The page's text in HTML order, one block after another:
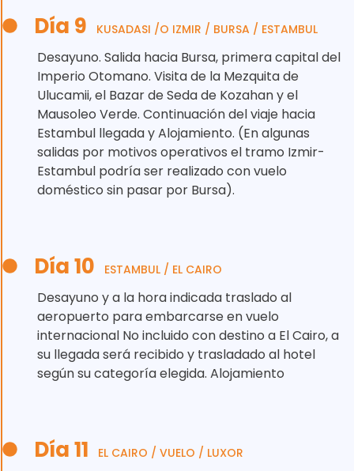
Día 9 KUSADASI /O IZMIR / BURSA / ESTAMBUL
Desayuno. Salida hacia Bursa, primera capital del
Imperio Otomano. Visita de la Mezquita de
Ulucamii, el Bazar de Seda de Kozahan y el
Mausoleo Verde. Continuación del viaje hacia
Estambul llegada y Alojamiento. (En algunas
salidas por motivos operativos el tramo Izmir-
Estambul podría ser realizado con vuelo
doméstico sin pasar por Bursa).
Día 10 ESTAMBUL / EL CAIRO
Desayuno y a la hora indicada traslado al
aeropuerto para embarcarse en vuelo
internacional No incluido con destino a El Cairo, a
su llegada será recibido y trasladado al hotel
según su categoría elegida. Alojamiento
Día 11 EL CAIRO / VUELO / LUXOR